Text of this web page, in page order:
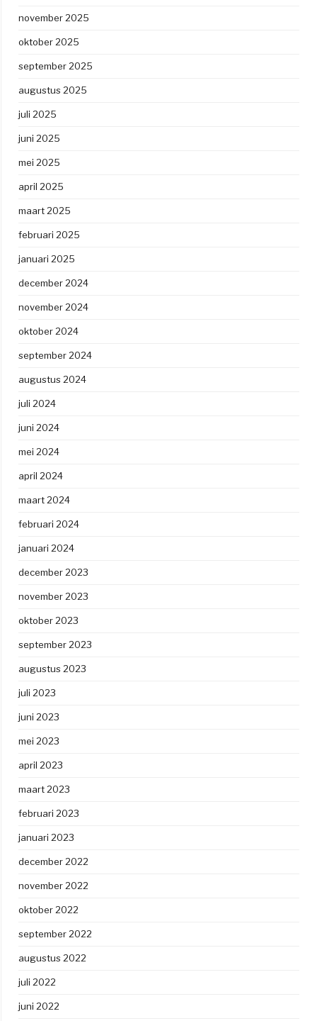
november 2025
oktober 2025
september 2025
augustus 2025
juli 2025
juni 2025
mei 2025
april 2025
maart 2025
februari 2025
januari 2025
december 2024
november 2024
oktober 2024
september 2024
augustus 2024
juli 2024
juni 2024
mei 2024
april 2024
maart 2024
februari 2024
januari 2024
december 2023
november 2023
oktober 2023
september 2023
augustus 2023
juli 2023
juni 2023
mei 2023
april 2023
maart 2023
februari 2023
januari 2023
december 2022
november 2022
oktober 2022
september 2022
augustus 2022
juli 2022
juni 2022